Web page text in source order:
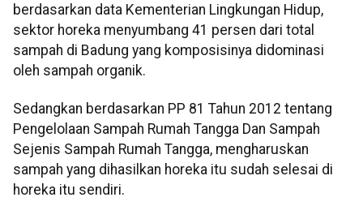
berdasarkan data Kementerian Lingkungan Hidup,
sektor horeka menyumbang 41 persen dari total
sampah di Badung yang komposisinya didominasi
oleh sampah organik.
Sedangkan berdasarkan PP 81 Tahun 2012 tentang
Pengelolaan Sampah Rumah Tangga Dan Sampah
Sejenis Sampah Rumah Tangga, mengharuskan
sampah yang dihasilkan horeka itu sudah selesai di
horeka itu sendiri.